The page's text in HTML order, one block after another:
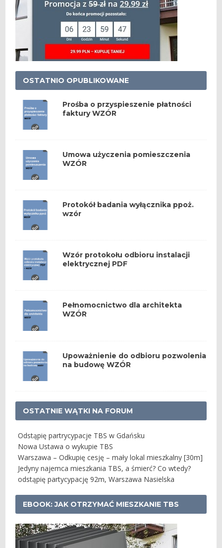
OSTATNIO OPUBLIKOWANE
Prośba o przyspieszenie płatności
faktury WZÓR
Umowa użyczenia pomieszczenia
WZÓR
Protokół badania wyłącznika ppoż.
wzór
Wzór protokołu odbioru instalacji
elektrycznej PDF
Pełnomocnictwo dla architekta
WZÓR
Upoważnienie do odbioru pozwolenia
na budowę WZÓR
OSTATNIE WĄTKI NA FORUM
Odstąpię partrycypacje TBS w Gdańsku
Nowa Ustawa o wykupie TBS
Warszawa – Odkupię cesję – mały lokal mieszkalny [30m]
Jedyny najemca mieszkania TBS, a śmierć? Co wtedy?
odstąpię partycypację 92m, Warszawa Nasielska
EBOOK: JAK OTRZYMAĆ MIESZKANIE TBS